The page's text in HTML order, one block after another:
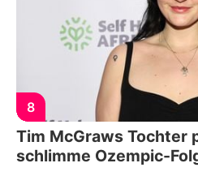
8
Tim McGraws Tochter
schlimme Ozempic-